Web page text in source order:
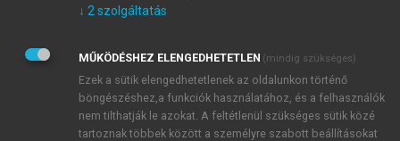
Kérek értesítést az Akadémiai Kiadó Zrt. újdonságairól,
Adatkezelési tájékoztatóbanfoglaltakat tudomásul
veszem és elfogadom.
Általános vásárlási feltételeket, valamint a szotar.netés a
mersz.huoldalak licencszerződéseiben foglaltakat
tudomásul veszem és elfogadom.
↓ 2 szolgáltatás
MŰKÖDÉSHEZ ELENGEDHETETLEN (mindig szükséges)
Ezek a sütik elengedhetetlenek az oldalunkon történő
böngészéshez,a funkciók használatához, és a felhasználók
nem tilthatják le azokat. A feltétlenül szükséges sütik közé
tartoznak többek között a személyre szabott beállításokat